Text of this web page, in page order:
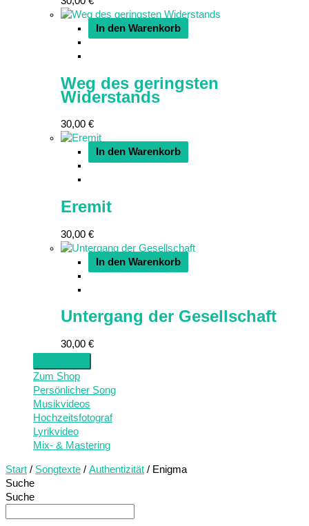
In den Warenkorb
Weg des geringsten
Widerstands
30,00 €
In den Warenkorb
Eremit
30,00 €
In den Warenkorb
Untergang der Gesellschaft
30,00 €
Zum Shop
Persönlicher Song
Musikvideos
Hochzeitsfotograf
Lyrikvideo
Mix- & Mastering
Start / Songtexte / Authentizität / Enigma
Suche
Suche